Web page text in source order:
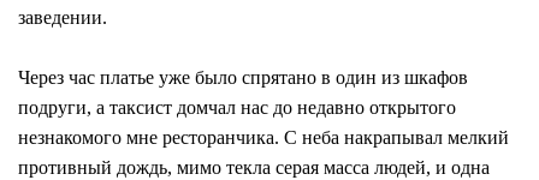
заведении.
Через час платье уже было спрятано в один из шкафов
подруги, а таксист домчал нас до недавно открытого
незнакомого мне ресторанчика. С неба накрапывал мелкий
противный дождь, мимо текла серая масса людей, и одна